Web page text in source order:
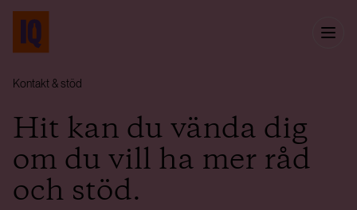
Kontakt & stöd
Hit kan du vända dig
om du vill ha mer råd
och stöd.